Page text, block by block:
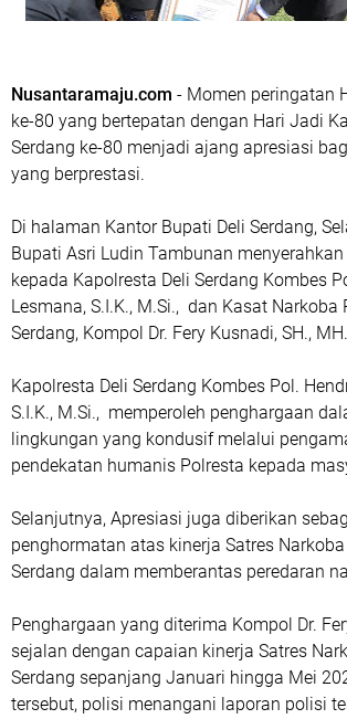
Nusantaramaju.com - Momen peringatan
ke-80 yang bertepatan dengan Hari Jadi
Serdang ke-80 menjadi ajang apresiasi
yang berprestasi.
Di halaman Kantor Bupati Deli Serdang,
Bupati Asri Ludin Tambunan
kepada Kapolresta Deli Serdang Kombes
Lesmana, S.I.K., M.Si., dan Kasat Narkoba
Serdang, Kompol Dr. Fery Kusnadi, SH., MH.
Kapolresta Deli Serdang Kombes Pol.
S.I.K., M.Si., memperoleh penghargaan
lingkungan yang kondusif melalui
pendekatan humanis Polresta kepada
Selanjutnya, Apresiasi juga diberikan
penghormatan atas kinerja Satres
Serdang dalam memberantas peredaran
Penghargaan yang diterima Kompol Dr.
sejalan dengan capaian kinerja Satres
Serdang sepanjang Januari hingga Mei
tersebut, polisi menangani laporan polisi